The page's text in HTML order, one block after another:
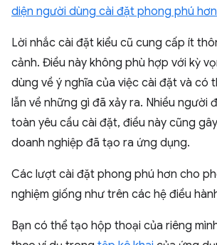
diện người dùng cài đặt phong phú hơn
Lời nhắc cài đặt kiểu cũ cung cấp ít
cảnh. Điều này không phù hợp với kỳ
dùng về ý nghĩa của việc cài đặt và có
lẫn về những gì đã xảy ra. Nhiều người
toàn yêu cầu cài đặt, điều này cũng
doanh nghiệp đã tạo ra ứng dụng.
Các lượt cài đặt phong phú hơn cho
nghiệm giống như trên các hệ điều
Bạn có thể tạo hộp thoại của riêng